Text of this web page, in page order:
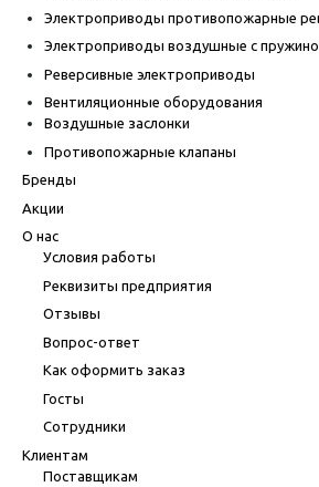
Электроприводы противопожарные
Электроприводы воздушные с
Реверсивные электроприводы
Вентиляционные оборудования
Воздушные заслонки
Противопожарные клапаны
Бренды
Акции
О нас
Условия работы
Реквизиты предприятия
Отзывы
Вопрос-ответ
Как оформить заказ
Госты
Сотрудники
Клиентам
Поставщикам